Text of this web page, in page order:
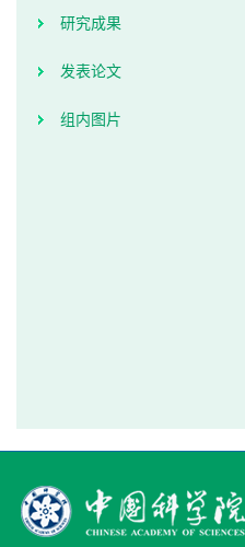
研究成果
发表论文
组内图片